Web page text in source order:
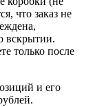
что заказ не
вскрытии.
только после
и его